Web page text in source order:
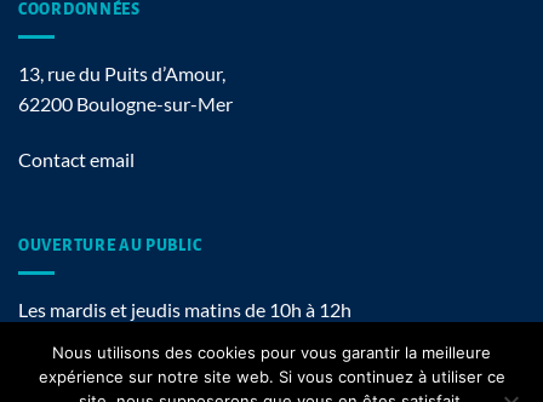
COORDONNÉES
13, rue du Puits d’Amour,
62200 Boulogne-sur-Mer
Contact email
OUVERTURE AU PUBLIC
Les mardis et jeudis matins de 10h à 12h
Nous utilisons des cookies pour vous garantir la meilleure
expérience sur notre site web. Si vous continuez à utiliser ce